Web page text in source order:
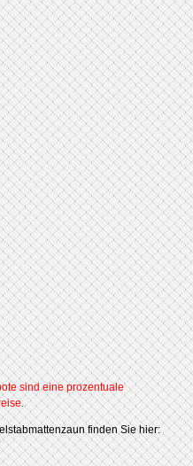
sind eine prozentuale
finden Sie hier: